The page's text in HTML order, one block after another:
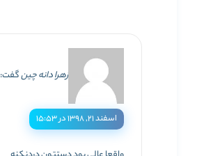
زهرا دانه چینگفت:
اسفند ۲۱, ۱۳۹۸ در ۱۵:۵۳